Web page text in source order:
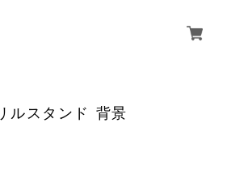
ルスタンド 背景